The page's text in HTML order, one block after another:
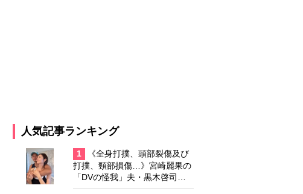
人気記事ランキング
1
《全身打撲、頭部裂傷及び
打撲、頸部損傷…》宮崎麗果の
「DVの怪我」夫・黒木啓司の
逮捕で始まる「夫婦の闘争」